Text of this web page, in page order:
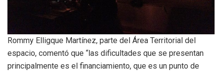
Rommy Elligque Martínez, parte del Área Territorial del
espacio, comentó que “las dificultades que se presentan
principalmente es el financiamiento, que es un punto de